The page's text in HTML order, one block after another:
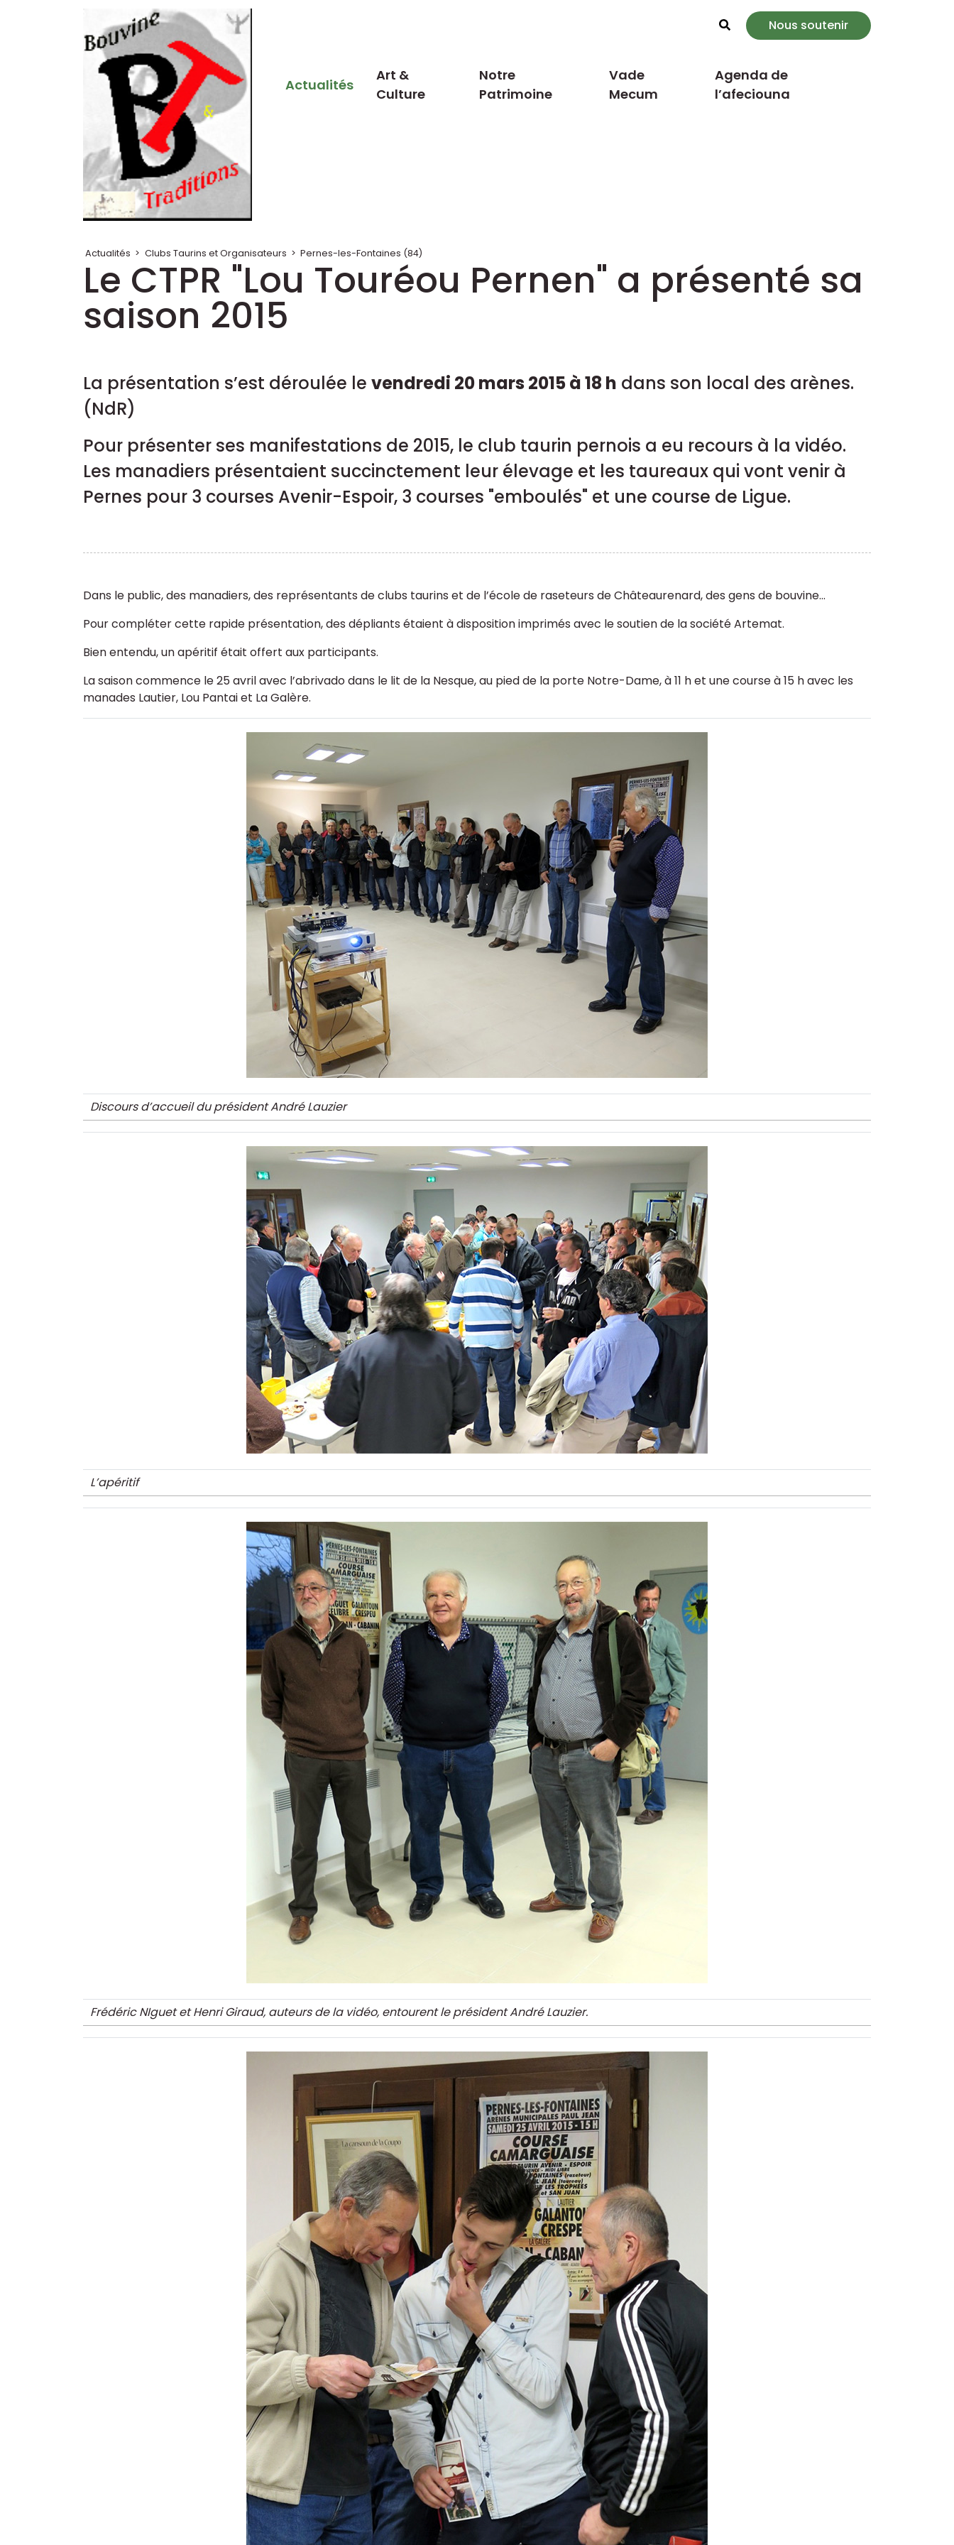
Rechercher
Nous soutenir
Actualités
Art &
Culture
Notre
Patrimoine
Vade
Mecum
Agenda de
l’afeciouna
Actualités > Clubs Taurins et Organisateurs > Pernes-les-Fontaines (84)
Le CTPR "Lou Touréou Pernen" a présenté sa
saison 2015
La présentation s’est déroulée le vendredi 20 mars 2015 à 18 h dans son local des arènes.
(NdR)
Pour présenter ses manifestations de 2015, le club taurin pernois a eu recours à la vidéo.
Les manadiers présentaient succinctement leur élevage et les taureaux qui vont venir à
Pernes pour 3 courses Avenir-Espoir, 3 courses "emboulés" et une course de Ligue.
Dans le public, des manadiers, des représentants de clubs taurins et de l’école de raseteurs de Châteaurenard, des gens de bouvine...
Pour compléter cette rapide présentation, des dépliants étaient à disposition imprimés avec le soutien de la société Artemat.
Bien entendu, un apéritif était offert aux participants.
La saison commence le 25 avril avec l’abrivado dans le lit de la Nesque, au pied de la porte Notre-Dame, à 11 h et une course à 15 h avec les
manades Lautier, Lou Pantai et La Galère.
Discours d’accueil du président André Lauzier
L’apéritif
Frédéric NIguet et Henri Giraud, auteurs de la vidéo, entourent le président André Lauzier.